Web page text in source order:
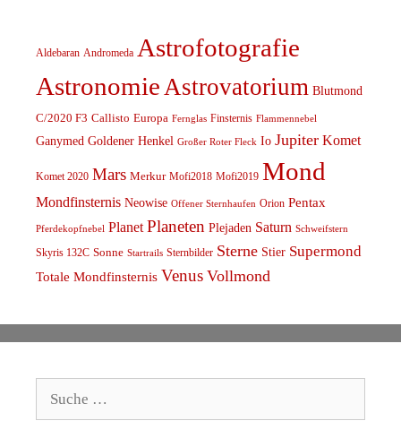
Aldebaran Andromeda Astrofotografie
AstronomieAstrovatorium Blutmond
C/2020 F3 Callisto Europa Fernglas Finsternis Flammennebel
Ganymed Goldener Henkel Großer Roter Fleck Io Jupiter Komet
Komet 2020 Mars Merkur Mofi2018 Mofi2019 Mond
Mondfinsternis Neowise Offener Sternhaufen Orion Pentax
Pferdekopfnebel Planet Planeten Plejaden Saturn Schweifstern
Skyris 132C Sonne Startrails Sternbilder Sterne Stier Supermond
Totale Mondfinsternis Venus Vollmond